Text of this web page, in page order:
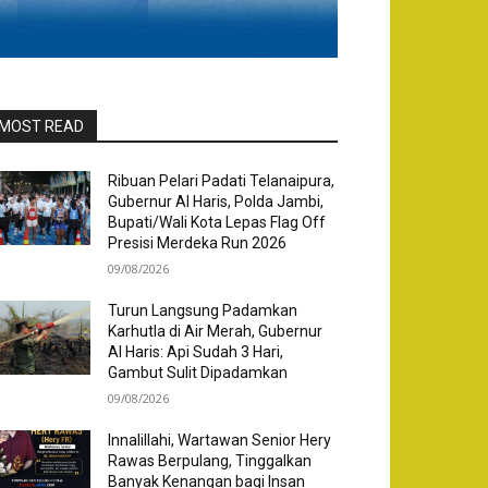
READ
Ribuan Pelari Padati Telanaipura,
Gubernur Al Haris, Polda Jambi,
Bupati/Wali Kota Lepas Flag Off
Presisi Merdeka Run 2026
09/08/2026
Turun Langsung Padamkan
Karhutla di Air Merah, Gubernur
Al Haris: Api Sudah 3 Hari,
Gambut Sulit Dipadamkan
09/08/2026
Innalillahi, Wartawan Senior Hery
Rawas Berpulang, Tinggalkan
Banyak Kenangan bagi Insan